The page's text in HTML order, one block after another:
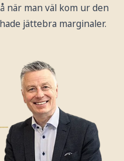
när man väl kom ur den
jättebra marginaler.